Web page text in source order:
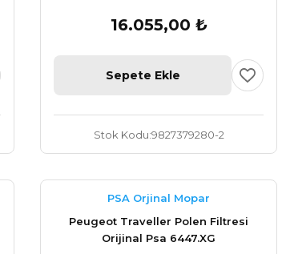
16.055,00 ₺
Sepete Ekle
Stok Kodu 9827379280-2
PSA Orjinal Mopar
Peugeot Traveller Polen Filtresi
Orijinal Psa 6447.XG